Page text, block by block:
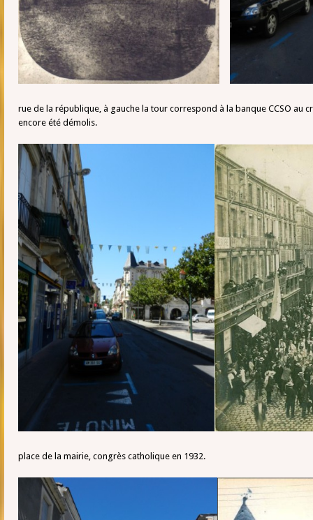
rue de la république, à gauche la tour correspond à la banque CCSO au
encore été démolis.
place de la mairie, congrès catholique en 1932.